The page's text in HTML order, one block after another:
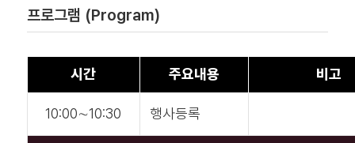
프로그램 (Program)
시간 주요내용 비고
10:00∼10:30 행사등록